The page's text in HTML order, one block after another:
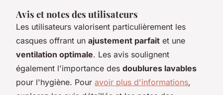
Avis et notes des utilisateurs
Les utilisateurs valorisent particulièrement les
casques offrant un ajustement parfait et une
ventilation optimale. Les avis soulignent
également l'importance des doublures lavables
pour l'hygiène. Pour avoir plus d'informations,